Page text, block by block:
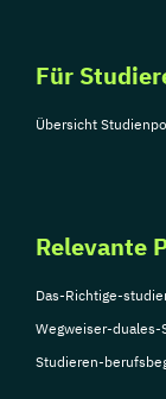
Für
Übersicht
Relevante
Das-Richtige-
Wegweiser-duales-
Studieren-